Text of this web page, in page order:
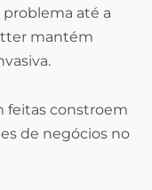
até a
mantém
feitas constroem
de negócios no